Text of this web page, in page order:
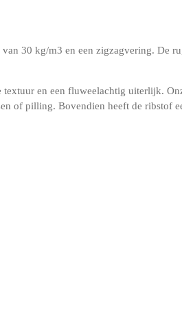
30 kg/m3 en een zigzagvering. De
en een fluweelachtig uiterlijk.
of pilling. Bovendien heeft de ribstof